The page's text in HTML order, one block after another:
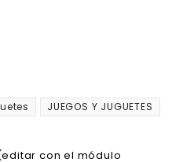
JUEGOS Y JUGUETES
con el módulo